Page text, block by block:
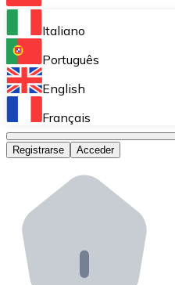
Bitnovo Ramp
Integra nuestra
Bitnovo Giftcards
Bitnovo OTC
Bitnovo ATM
Integra un ATM
Bitnovo API
Integra nuestra API en
Italiano
Português
English
Français
Registrarse Acceder